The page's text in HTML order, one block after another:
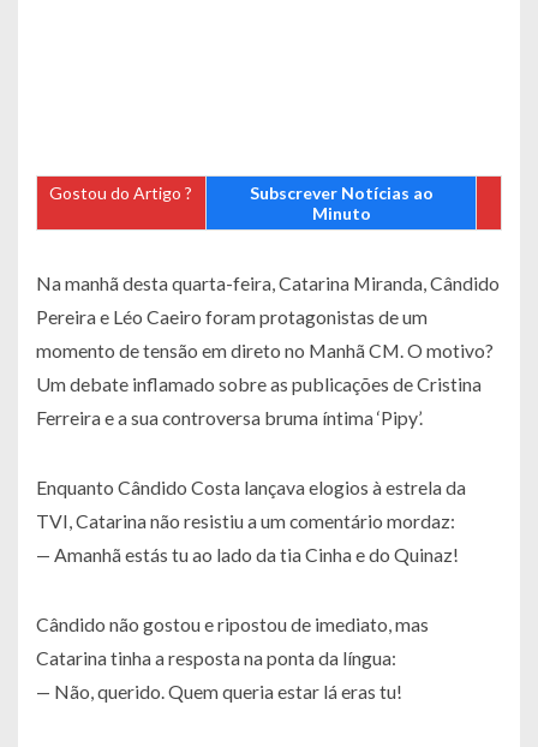
Gostou do Artigo ?
Subscrever Notícias ao
Minuto
Na manhã desta quarta-feira, Catarina Miranda, Cândido
Pereira e Léo Caeiro foram protagonistas de um
momento de tensão em direto no Manhã CM. O motivo?
Um debate inflamado sobre as publicações de Cristina
Ferreira e a sua controversa bruma íntima ‘Pipy’.
Enquanto Cândido Costa lançava elogios à estrela da
TVI, Catarina não resistiu a um comentário mordaz:
— Amanhã estás tu ao lado da tia Cinha e do Quinaz!
Cândido não gostou e ripostou de imediato, mas
Catarina tinha a resposta na ponta da língua:
— Não, querido. Quem queria estar lá eras tu!